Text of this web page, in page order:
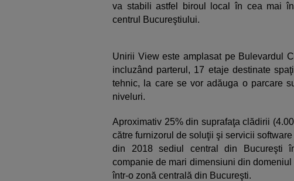
va stabili astfel biroul local în cea mai
centrul Bucureştiului.
Unirii View este amplasat pe Bulevardul
incluzând parterul, 17 etaje destinate
tehnic, la care se vor adăuga o parcare
niveluri.
Aproximativ 25% din suprafaţa clădirii
către furnizorul de soluţii şi servicii
din 2018 sediul central din Bucureşti
companie de mari dimensiuni din
într-o zonă centrală din Bucureşti.